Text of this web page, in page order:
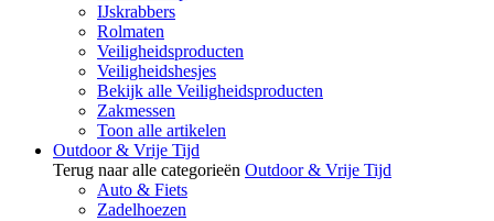
IJskrabbers
Rolmaten
Veiligheidsproducten
Veiligheidshesjes
Bekijk alle Veiligheidsproducten
Zakmessen
Toon alle artikelen
Outdoor & Vrije Tijd
Terug naar alle categorieën Outdoor & Vrije Tijd
Auto & Fiets
Zadelhoezen